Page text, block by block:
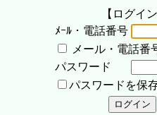
【ログイ
ﾒｰﾙ・電話番号
メール・電話番
パスワード
パスワードを保